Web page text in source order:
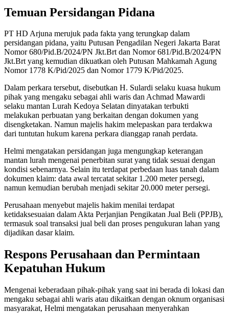
Temuan Persidangan Pidana
PT HD Arjuna merujuk pada fakta yang terungkap dalam
persidangan pidana, yaitu Putusan Pengadilan Negeri Jakarta Barat
Nomor 680/Pid.B/2024/PN Jkt.Brt dan Nomor 681/Pid.B/2024/PN
Jkt.Brt yang kemudian dikuatkan oleh Putusan Mahkamah Agung
Nomor 1778 K/Pid/2025 dan Nomor 1779 K/Pid/2025.
Dalam perkara tersebut, disebutkan H. Sulardi selaku kuasa hukum
pihak yang mengaku sebagai ahli waris dan Achmad Mawardi
selaku mantan Lurah Kedoya Selatan dinyatakan terbukti
melakukan perbuatan yang berkaitan dengan dokumen yang
disengketakan. Namun majelis hakim melepaskan para terdakwa
dari tuntutan hukum karena perkara dianggap ranah perdata.
Helmi mengatakan persidangan juga mengungkap keterangan
mantan lurah mengenai penerbitan surat yang tidak sesuai dengan
kondisi sebenarnya. Selain itu terdapat perbedaan luas tanah dalam
dokumen klaim: data awal tercatat sekitar 1.200 meter persegi,
namun kemudian berubah menjadi sekitar 20.000 meter persegi.
Perusahaan menyebut majelis hakim menilai terdapat
ketidaksesuaian dalam Akta Perjanjian Pengikatan Jual Beli (PPJB),
termasuk soal transaksi jual beli dan proses pengukuran lahan yang
dijadikan dasar klaim.
Respons Perusahaan dan Permintaan
Kepatuhan Hukum
Mengenai keberadaan pihak-pihak yang saat ini berada di lokasi dan
mengaku sebagai ahli waris atau dikaitkan dengan oknum organisasi
masyarakat, Helmi mengatakan perusahaan menyerahkan